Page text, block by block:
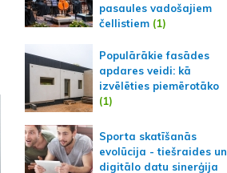
pasaules vadošajiem
čellistiem (1)
Populārākie fasādes
apdares veidi: kā
izvēlēties piemērotāko
(1)
Sporta skatīšanās
evolūcija - tiešraides un
digitālo datu sinerģija